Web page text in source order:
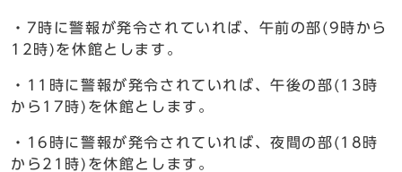
・7時に警報が発令されていれば、午前の部(9時から
12時)を休館とします。
・11時に警報が発令されていれば、午後の部(13時
から17時)を休館とします。
・16時に警報が発令されていれば、夜間の部(18時
から21時)を休館とします。